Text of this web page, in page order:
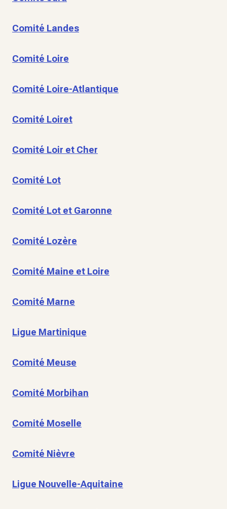
Comité Landes
Comité Loire
Comité Loire-Atlantique
Comité Loiret
Comité Loir et Cher
Comité Lot
Comité Lot et Garonne
Comité Lozère
Comité Maine et Loire
Comité Marne
Ligue Martinique
Comité Meuse
Comité Morbihan
Comité Moselle
Comité Nièvre
Ligue Nouvelle-Aquitaine